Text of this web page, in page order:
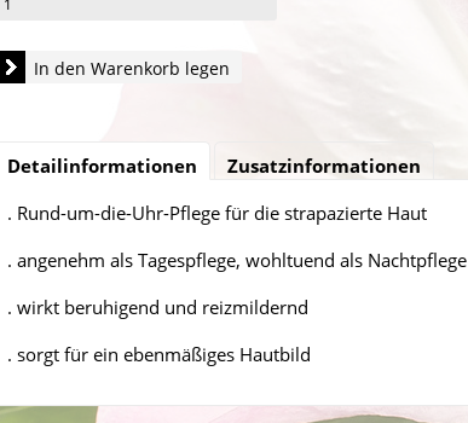
In den Warenkorb legen
Detailinformationen
Zusatzinformationen
. Rund-um-die-Uhr-Pflege für die strapazierte Haut
. angenehm als Tagespflege, wohltuend als Nachtpflege
. wirkt beruhigend und reizmildernd
. sorgt für ein ebenmäßiges Hautbild